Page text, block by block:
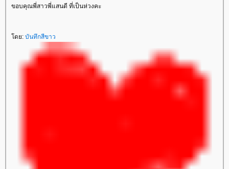
ขอบคุณพี่สาวพี่แสนดี ที่เป็นห่วงคะ
ดย: บันทึกสีขาว